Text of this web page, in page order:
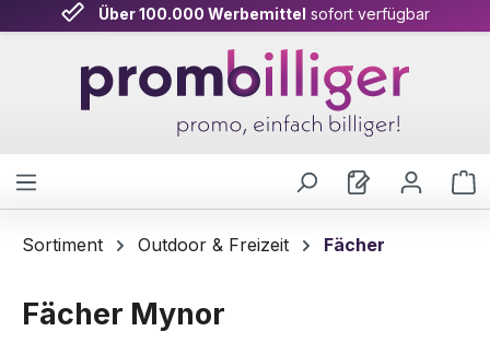
Zum Hauptinhalt springen
Über 100.000 Werbemittel sofort verfügbar
Sortiment Outdoor & Freizeit Fächer
Fächer Mynor